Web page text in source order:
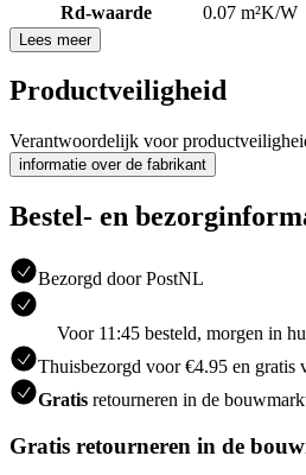
Rd-waarde
0.07 m²K/W
Lees meer
Productveiligheid
Verantwoordelijk voor
informatie over de fabrikant
Bestel- en
Bezorgd door PostNL
Voor 11:45 besteld, morgen in
Thuisbezorgd voor €4.95 en gratis
Gratis retourneren in de
Gratis retourneren in de